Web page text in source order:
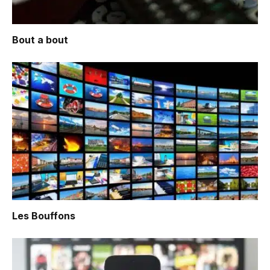
Bout a bout
Les Bouffons